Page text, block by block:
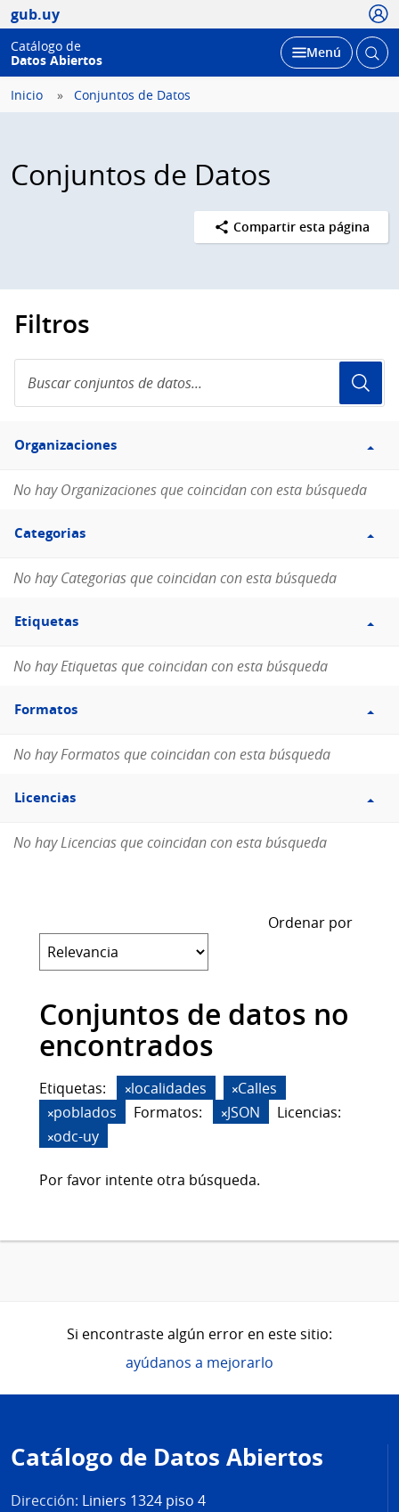
gub.uy
Catálogo de
Datos Abiertos
Desplegar
Menú Abrir
Inicio Conjuntos de Datos
Conjuntos de Datos
Compartir esta página
Filtros
conjuntos
de
Filtro
Organizaciones
Organizaciones
No hay Organizaciones que coincidan con esta búsqueda
Filtro
Categorias
Categorias
No hay Categorias que coincidan con esta búsqueda
Filtro
Etiquetas
Etiquetas
No hay Etiquetas que coincidan con esta búsqueda
Filtro
Formatos
Formatos
No hay Formatos que coincidan con esta búsqueda
Filtro
Licencias
Licencias
No hay Licencias que coincidan con esta búsqueda
Ordenar por
Conjuntos de datos no
encontrados
Etiquetas: localidades
Calles
poblados
Formatos: JSON
Licencias:
odc-uy
Por favor intente otra búsqueda.
Si encontraste algún error en este sitio:
ayúdanos a mejorarlo
de
página
Catálogo de Datos Abiertos
Dirección: Liniers 1324 piso 4